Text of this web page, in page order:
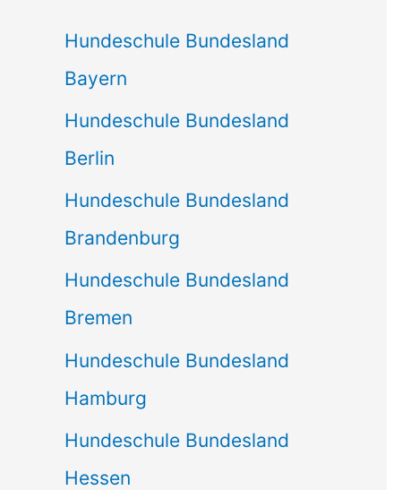
Hundeschule Bundesland
Bayern
Hundeschule Bundesland
Berlin
Hundeschule Bundesland
Brandenburg
Hundeschule Bundesland
Bremen
Hundeschule Bundesland
Hamburg
Hundeschule Bundesland
Hessen